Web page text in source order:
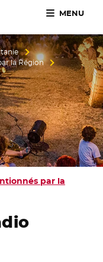
Méditerranée
MENU
la Région
par la